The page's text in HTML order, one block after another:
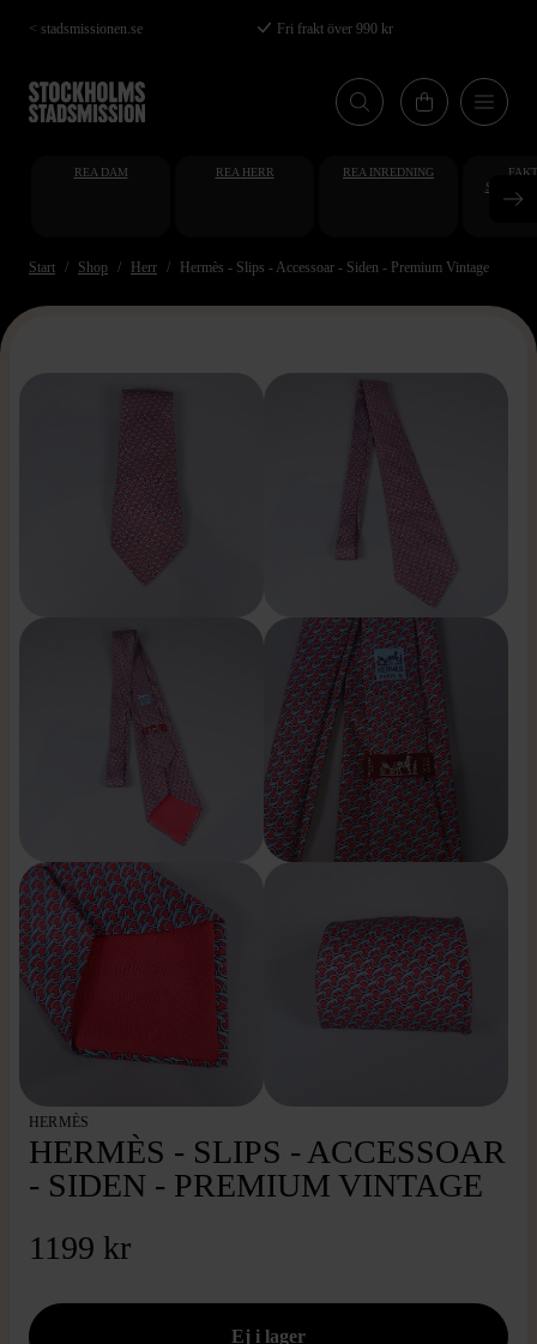
Hoppa
till
huvudinnehåll
< stadsmissionen.se Fri frakt över 990 kr
REA DAM REA HERR REA INREDNING
Start Shop Herr Hermès - Slips - Accessoar - Siden - Premium Vintage
HERMÈS
HERMÈS - SLIPS - ACCESSOAR
- SIDEN - PREMIUM VINTAGE
1199 kr